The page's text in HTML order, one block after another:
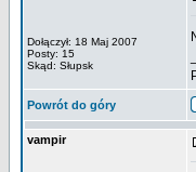
Dołączył: 18 Maj 2007
Posty: 15
Skąd: Słupsk
Powrót do góry
vampir